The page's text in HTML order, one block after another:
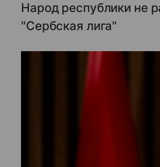
Народ республики не
"Сербская лига"